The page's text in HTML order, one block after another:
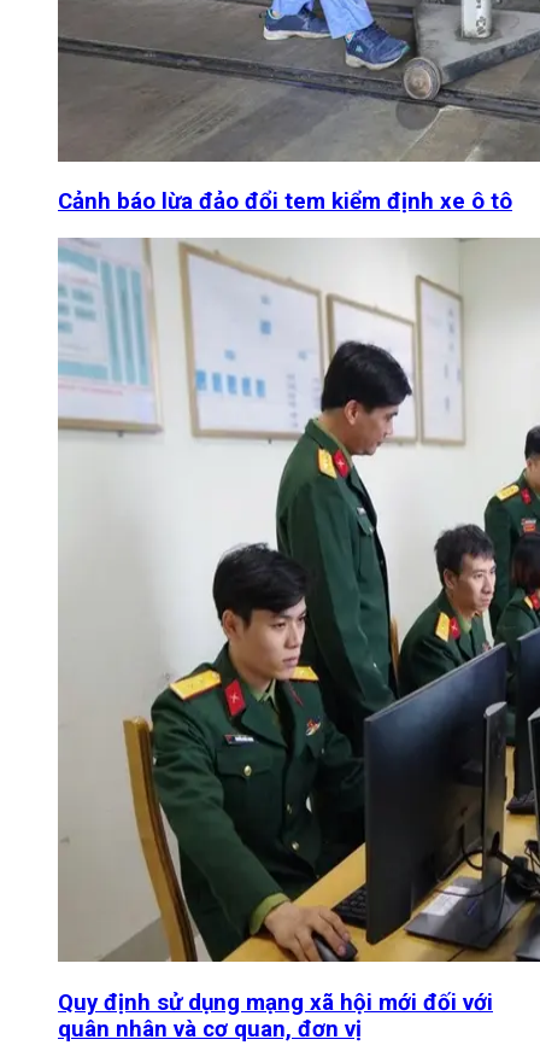
Cảnh báo lừa đảo đổi tem kiểm định xe ô tô
Quy định sử dụng mạng xã hội mới đối với
quân nhân và cơ quan, đơn vị